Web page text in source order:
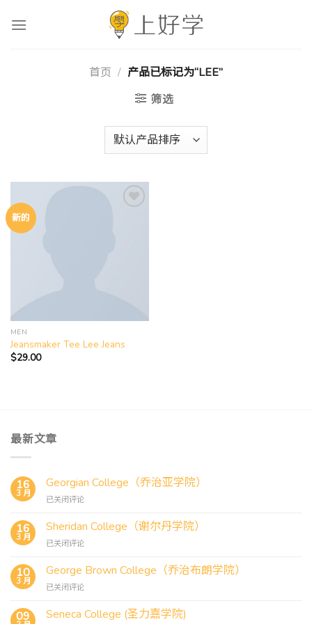
首页 / 产品已标记为“LEE”
筛选
新的
MEN
Jeansmaker Tee Lee Jeans
$29.00
最新文章
16
3 月
Georgian College（乔治亚学院）
Georgian
治
学
已关闭评论
16
3 月
Sheridan College（谢尔丹学院）
Sheridan
尔
学
已关闭评论
10
3 月
George Brown College（乔治布朗学院）
George
College（乔
已关闭评论
09 Seneca College (圣力嘉学院)